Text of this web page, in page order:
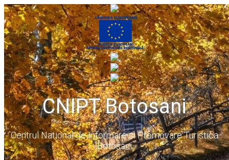
CNIPT Botosani
Centrul National de Informare si Promovare Turistica
Botosani